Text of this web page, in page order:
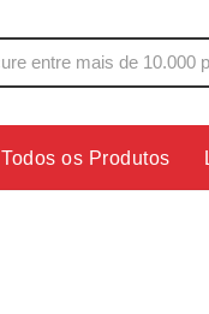
Todos os Produtos